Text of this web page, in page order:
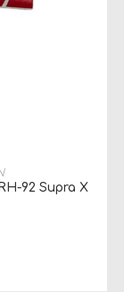
92 Supra X